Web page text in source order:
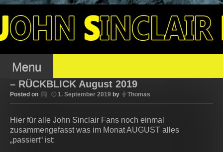
to
content OJSFC – OFFENER
JOHN SINCLAIR FAN
CLUB
Menu
– RÜCKBLICK August 2019
Posted on 1. September 2019 by Thomas
Hier für alle John Sinclair Fans noch einmal
zusammengefasst was im Monat AUGUST alles
„passiert“ ist: